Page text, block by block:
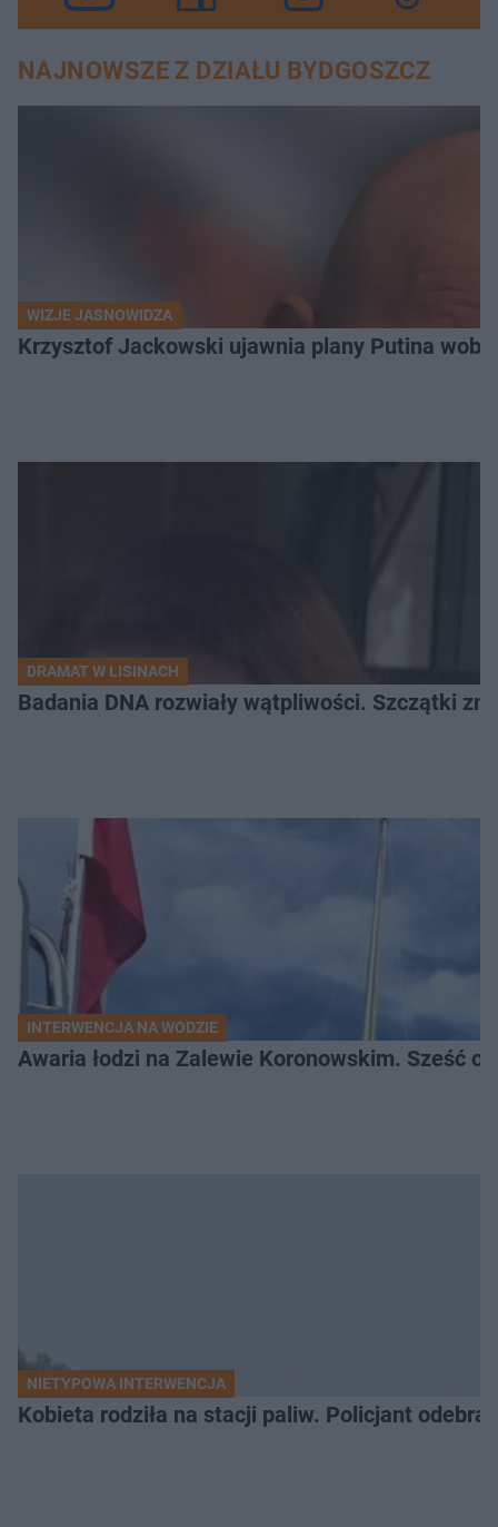
NAJNOWSZE Z DZIAŁU BYDGOSZCZ
WIZJE JASNOWIDZA
Krzysztof Jackowski ujawnia plany Putina
DRAMAT W LISINACH
Badania DNA rozwiały wątpliwości. Szczątki
INTERWENCJA NA WODZIE
Awaria łodzi na Zalewie Koronowskim. Sześć
NIETYPOWA INTERWENCJA
Kobieta rodziła na stacji paliw. Policjant